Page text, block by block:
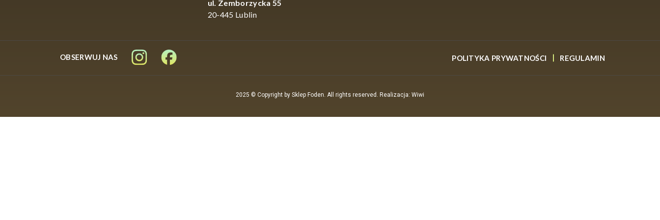
Mikado
warto więc zwracać uwagę nie tylko na samą liczbę szczytówek w zestawie, ale przede wszystkim na to, jak ich
Jak dopasować Mikado Darkstar do method feeder?
ul. Zemborzycka 55
20-445 Lublin
OBSERWUJ NAS POLITYKA PRYWATNOŚCI REGULAMIN
2025 © Copyright by Sklep Foden. All rights reserved. Realizacja: Wiwi